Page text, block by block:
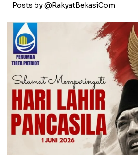
Posts by @RakyatBekasiCom